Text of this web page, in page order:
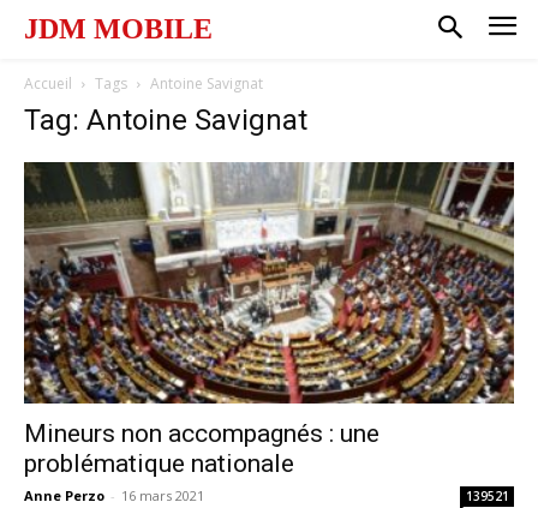
JDM MOBILE
Accueil Tags Antoine Savignat
Tag: Antoine Savignat
Mineurs non accompagnés : une
problématique nationale
Anne Perzo - 16 mars 2021 139521